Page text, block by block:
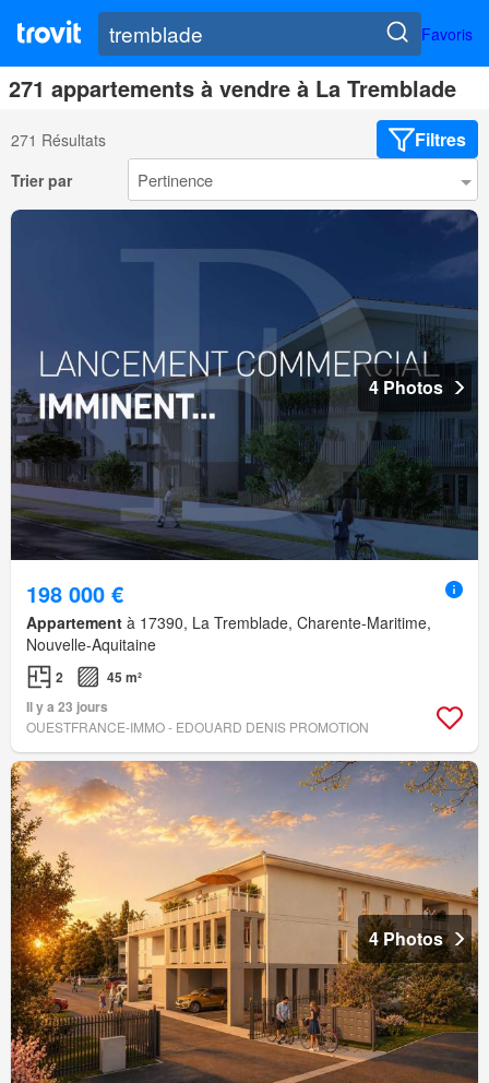
Favoris
271 appartements à vendre à La Tremblade
271 Résultats Filtres
Trier par
4 Photos
198 000 €
Appartement à 17390, La Tremblade, Charente-Maritime,
Nouvelle-Aquitaine
2
45 m²
Il y a 23 jours
OUESTFRANCE-IMMO - EDOUARD DENIS PROMOTION
4 Photos